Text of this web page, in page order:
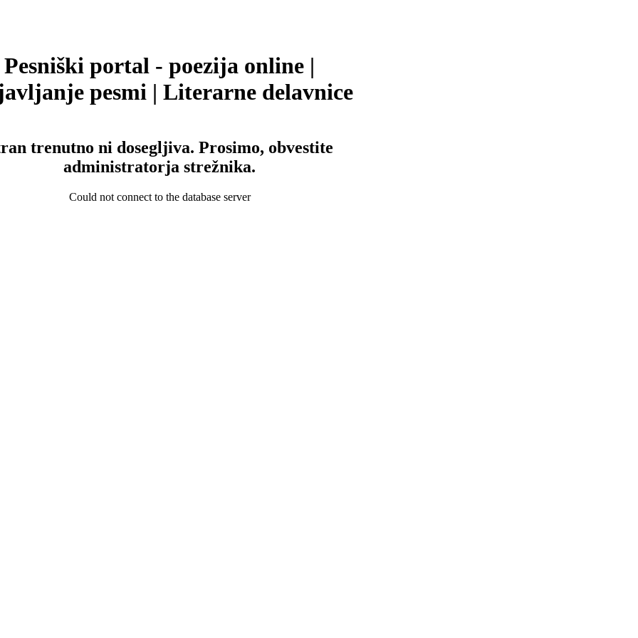
Pesniški portal - poezija online |
pesmi | Literarne delavnice
trenutno ni dosegljiva. Prosimo, obvestite
administratorja strežnika.
Could not connect to the database server